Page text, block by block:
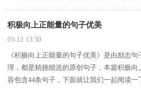
下所有的孩子儿童节快乐的这一天，也让我
年，用最纯真的情怀最纯洁的心灵过一个快
积极向上正能量的句子优美
03-12 13:30
《积极向上正能量的句子优美》是由励志
理，都是精挑细选的原创句子，本篇积极向
容包含44条句子，下面就让我们一起阅读一